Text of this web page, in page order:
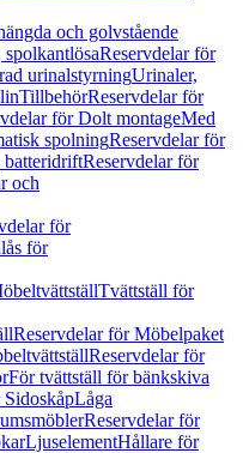
och golvstående
Reservdelar för
urinalstyrningUrinaler,
TillbehörReservdelar för
för Dolt montageMed
spolningReservdelar för
batteridriftReservdelar för
och
för
för
Tvättställ för
Reservdelar för Möbelpaket
Reservdelar för
För tvättställ för bänkskiva
Låga
Reservdelar för
LjuselementHållare för